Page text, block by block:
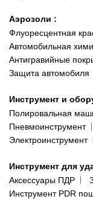
Аэрозоли :
Флуоресцентная
Автомобильная
Антигравийные
Защита автомобиля
Инструмент и
Полировальная
Пневмоинструмент
Электроинструмент
Инструмент для
Аксессуары ПДР
Инструмент PDR